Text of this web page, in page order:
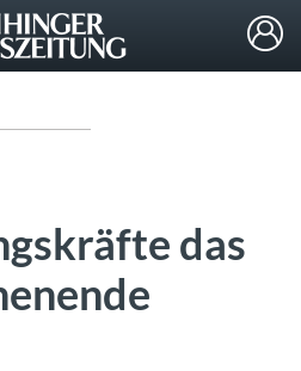
das